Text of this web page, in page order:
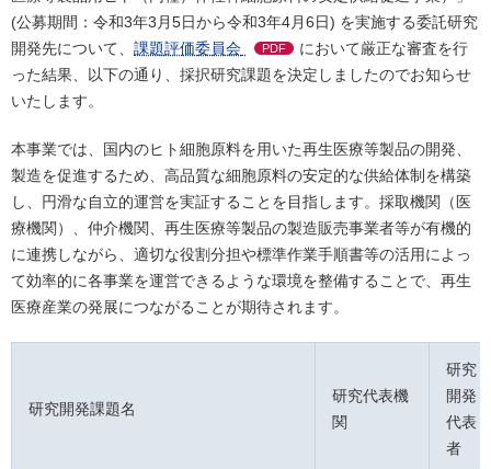
(公募期間：令和3年3月5日から令和3年4月6日) を実施する委託研究
開発先について、 課題評価委員会 PDF
において厳正な審査を行
った結果、以下の通り、採択研究課題を決定しましたのでお知らせ
いたします。
本事業では、国内のヒト細胞原料を用いた再生医療等製品の開発、
製造を促進するため、高品質な細胞原料の安定的な供給体制を構築
し、円滑な自立的運営を実証することを目指します。採取機関（医
療機関）、仲介機関、再生医療等製品の製造販売事業者等が有機的
に連携しながら、適切な役割分担や標準作業手順書等の活用によっ
て効率的に各事業を運営できるような環境を整備することで、再生
医療産業の発展につながることが期待されます。
研究開発課題名
研究代表機
関
研究
開発
代表
者